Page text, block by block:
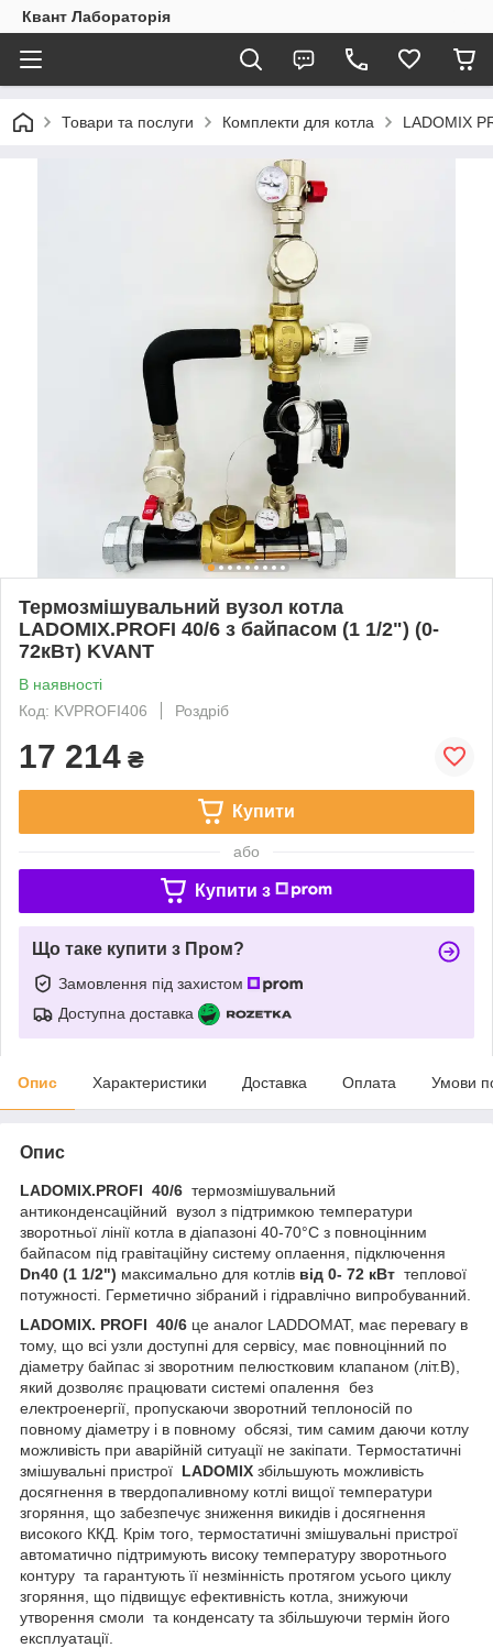
Квант Лабораторія
Товари та послуги Комплекти для котла LADOMIX
Термозмішувальний вузол котла
LADOMIX.PROFI 40/6 з байпасом (1 1/2") (0-
72кВт) KVANT
В наявності
Код: KVPROFI406
Роздріб
17 214 ₴
Купити
або
Купити з
Що таке купити з Пром?
Замовлення під захистом
Доступна доставка
Опис Характеристики Доставка Оплата Умови
Опис
LADOMIX.PROFI 40/6 термозмішувальний
антиконденсаційний вузол з підтримкою температури
зворотньої лінії котла в діапазоні 40-70°C з повноцінним
байпасом під гравітаційну систему оплаення, підключення
Dn40 (1 1/2") максимально для котлів від 0- 72 кВт теплової
потужності. Герметично зібраний і гідравлічно випробуванний.
LADOMIX. PROFI 40/6 це аналог LADDOMAT, має перевагу в
тому, що всі узли доступні для сервісу, має повноцінний по
діаметру байпас зі зворотним пелюстковим клапаном (літ.В),
який дозволяє працювати системі опалення без
електроенергії, пропускаючи зворотний теплоносій по
повному діаметру і в повному обсязі, тим самим даючи котлу
можливість при аварійній ситуації не закіпати. Термостатичні
змішувальні пристрої LADOMIX збільшують можливість
досягнення в твердопаливному котлі вищої температури
згоряння, що забезпечує зниження викидів і досягнення
високого ККД. Крім того, термостатичні змішувальні пристрої
автоматично підтримують високу температуру зворотнього
контуру та гарантують її незмінність протягом усього циклу
згоряння, що підвищує ефективність котла, знижуючи
утворення смоли та конденсату та збільшуючи термін його
експлуатації.